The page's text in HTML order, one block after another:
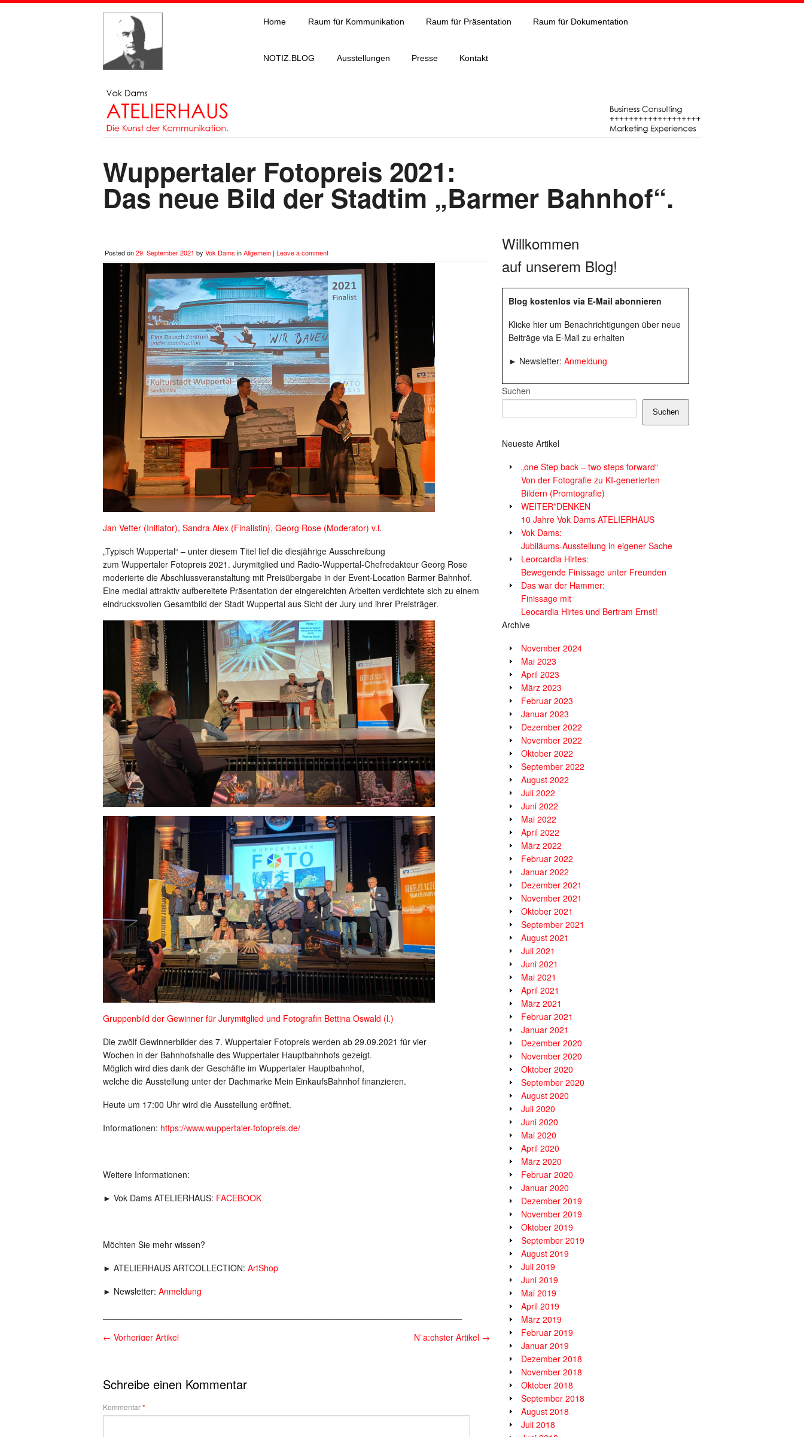
Home Raum für Kommunikation Raum für Präsentation Raum für Dokumentation
NOTIZ.BLOG Ausstellungen Presse Kontakt
Wuppertaler Fotopreis 2021:
Das neue Bild der Stadtim „Barmer Bahnhof“.
Posted on29. September 2021 by Vok Dams inAllgemein | Leave a comment
Jan Vetter (Initiator), Sandra Alex (Finalistin), Georg Rose (Moderator) v.l.
„Typisch Wuppertal“ – unter diesem Titel lief die diesjährige Ausschreibung
zum Wuppertaler Fotopreis 2021. Jurymitglied und Radio-Wuppertal-Chefredakteur Georg Rose
moderierte die Abschlussveranstaltung mit Preisübergabe in der Event-Location Barmer Bahnhof.
Eine medial attraktiv aufbereitete Präsentation der eingereichten Arbeiten verdichtete sich zu einem
eindrucksvollen Gesamtbild der Stadt Wuppertal aus Sicht der Jury und ihrer Preisträger.
Gruppenbild der Gewinner für Jurymitglied und Fotografin Bettina Oswald (l.)
Die zwölf Gewinnerbilder des 7. Wuppertaler Fotopreis werden ab 29.09.2021 für vier
Wochen in der Bahnhofshalle des Wuppertaler Hauptbahnhofs gezeigt.
Möglich wird dies dank der Geschäfte im Wuppertaler Hauptbahnhof,
welche die Ausstellung unter der Dachmarke Mein EinkaufsBahnhof finanzieren.
Heute um 17:00 Uhr wird die Ausstellung eröffnet.
Informationen: https://www.wuppertaler-fotopreis.de/
Weitere Informationen:
► Vok Dams ATELIERHAUS: FACEBOOK
Möchten Sie mehr wissen?
► ATELIERHAUS ARTCOLLECTION: ArtShop
► Newsletter: Anmeldung
← Vorheriger Artikel N¨a;chster Artikel →
Schreibe einen Kommentar
Kommentar*
Willkommen
auf unserem Blog!
Blog kostenlos via E-Mail abonnieren
Klicke hier um Benachrichtigungen über neue
Beiträge via E-Mail zu erhalten
► Newsletter: Anmeldung
Suchen
Suchen
Neueste Artikel
„one Step back – two steps forward“
Von der Fotografie zu KI-generierten
Bildern (Promtografie)
WEITER*DENKEN
10 Jahre Vok Dams ATELIERHAUS
Vok Dams:
Jubiläums-Ausstellung in eigener Sache
Leorcardia Hirtes:
Bewegende Finissage unter Freunden
Das war der Hammer:
Finissage mit
Leocardia Hirtes und Bertram Ernst!
Archive
November 2024
Mai 2023
April 2023
März 2023
Februar 2023
Januar 2023
Dezember 2022
November 2022
Oktober 2022
September 2022
August 2022
Juli 2022
Juni 2022
Mai 2022
April 2022
März 2022
Februar 2022
Januar 2022
Dezember 2021
November 2021
Oktober 2021
September 2021
August 2021
Juli 2021
Juni 2021
Mai 2021
April 2021
März 2021
Februar 2021
Januar 2021
Dezember 2020
November 2020
Oktober 2020
September 2020
August 2020
Juli 2020
Juni 2020
Mai 2020
April 2020
März 2020
Februar 2020
Januar 2020
Dezember 2019
November 2019
Oktober 2019
September 2019
August 2019
Juli 2019
Juni 2019
Mai 2019
April 2019
März 2019
Februar 2019
Januar 2019
Dezember 2018
November 2018
Oktober 2018
September 2018
August 2018
Juli 2018